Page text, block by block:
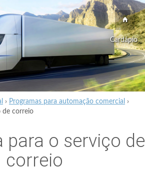
Cardápio
› Programas para automação comercial
›
de correio
para o serviço de
correio